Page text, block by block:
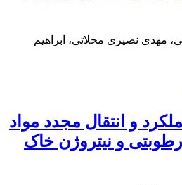
مهدی نصیری محلاتی، ابراهیم
و انتقال مجدد مواد
و نیتروژن خاک